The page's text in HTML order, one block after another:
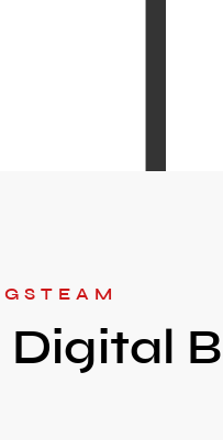
Digital